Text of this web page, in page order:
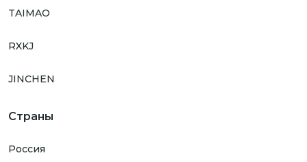
TAIMAO
RXKJ
JINCHEN
Страны
Россия